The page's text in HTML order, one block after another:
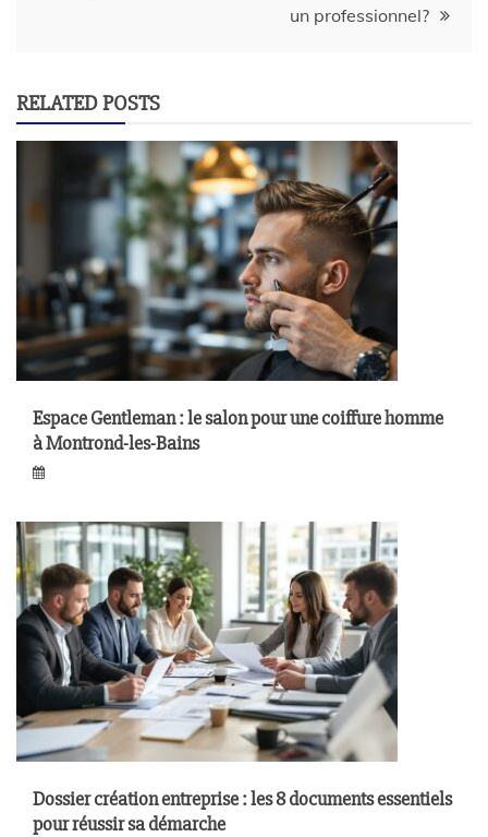
un professionnel?
RELATED POSTS
Espace Gentleman : le salon pour une coiffure homme
à Montrond-les-Bains
Dossier création entreprise : les 8 documents essentiels
pour réussir sa démarche